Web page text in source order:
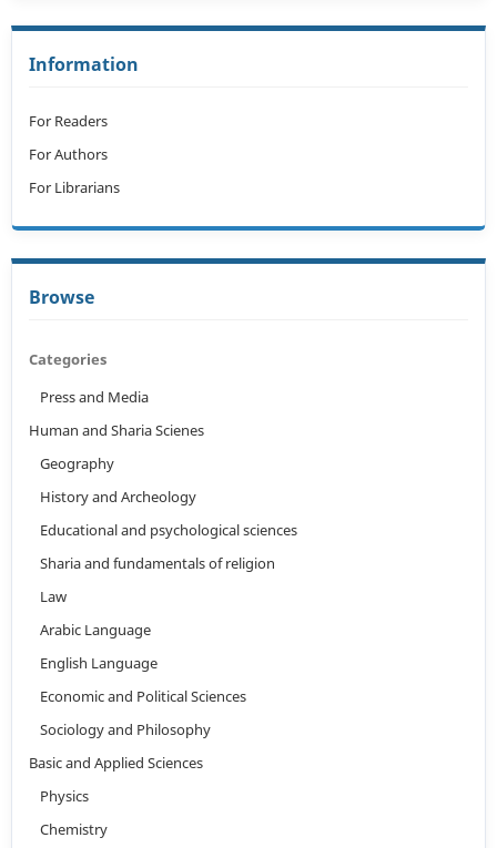
Information
For Readers
For Authors
For Librarians
Browse
Categories
Press and Media
Human and Sharia Scienes
Geography
History and Archeology
Educational and psychological sciences
Sharia and fundamentals of religion
Law
Arabic Language
English Language
Economic and Political Sciences
Sociology and Philosophy
Basic and Applied Sciences
Physics
Chemistry